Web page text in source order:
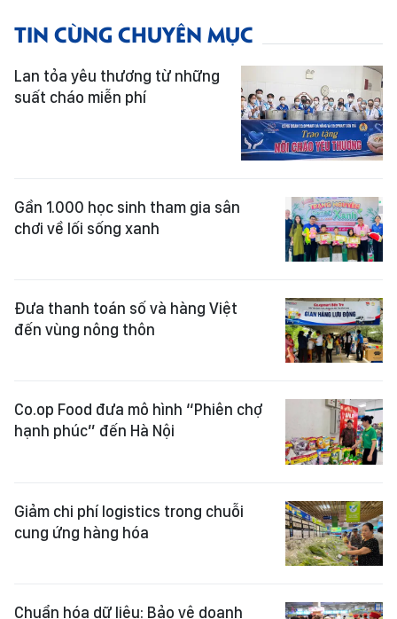
TIN CÙNG CHUYÊN MỤC
Lan tỏa yêu thương từ những
suất cháo miễn phí
Gần 1.000 học sinh tham gia sân
chơi về lối sống xanh
Đưa thanh toán số và hàng Việt
đến vùng nông thôn
Co.op Food đưa mô hình “Phiên chợ
hạnh phúc” đến Hà Nội
Giảm chi phí logistics trong chuỗi
cung ứng hàng hóa
Chuẩn hóa dữ liệu: Bảo vệ doanh